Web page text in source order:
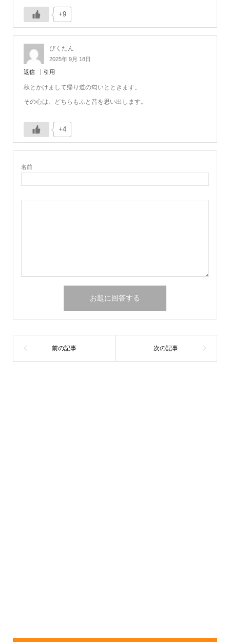
+9
びくたん
2025年 9月 18日
返信 引用
秋とかけまして帰り道の匂いとときます。
その心は、どちらもふと昔を思い出します。
+4
名前